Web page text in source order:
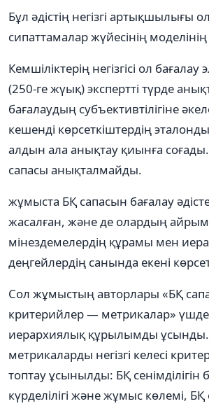
Бұл әдістің негізгі артықшылығы
сипаттамалар жүйесінің
Кемшіліктерің негізгісі ол бағалау
(250-ге жүық) экспертті түрде
бағалаудың субъективтілігіне
кешенді көрсеткіштердің
алдын ала анықтау қиынға
сапасы анықталмайды.
жұмыста БҚ сапасын бағалау
жасалған, және де олардың
мінездемелердің құрамы мен
деңгейлердің санында екені
Сол жұмыстың авторлары «БҚ
критерийлер — метрикалар»
иерархиялық құрылымды
метрикаларды негізгі келесі
топтау ұсынылды: БҚ сенімділігін
күрделілігі және жұмыс көлемі, БҚ